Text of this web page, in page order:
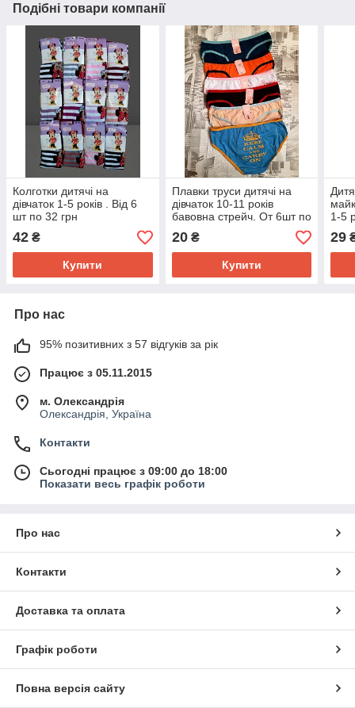
Подібні товари компанії
Колготки дитячі на
дівчаток 1-5 років . Від 6
шт по 32 грн
42 ₴
Купити
Плавки труси дитячі на
дівчаток 10-11 років
бавовна стрейч. От 6шт по
17грн
20₴
Купити
1-5
по
29
Про нас
95% позитивних з 57 відгуків за рік
Працює з 05.11.2015
м. Олександрія
Олександрія, Україна
Контакти
Сьогодні працює з 09:00 до 18:00
Показати весь графік роботи
Про нас
Контакти
Доставка та оплата
Графік роботи
Повна версія сайту